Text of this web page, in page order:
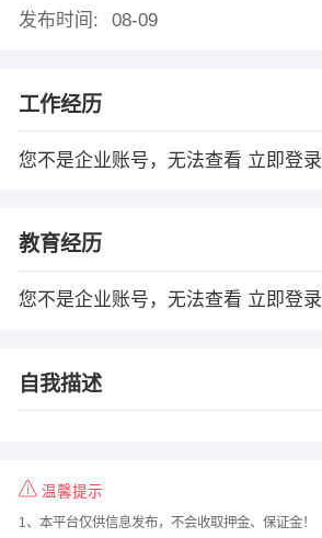
发布时间:
08-09
工作经历
您不是企业账号，无法查看 立即登录
教育经历
您不是企业账号，无法查看 立即登录
自我描述
温馨提示
1、本平台仅供信息发布，不会收取押金、保证金！